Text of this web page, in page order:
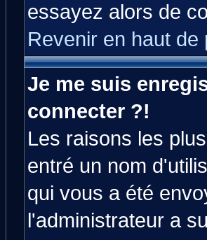
essayez alors de
Revenir en haut de
Je me suis
connecter ?!
Les raisons les
entré un nom
qui vous a été
l'administrateur a